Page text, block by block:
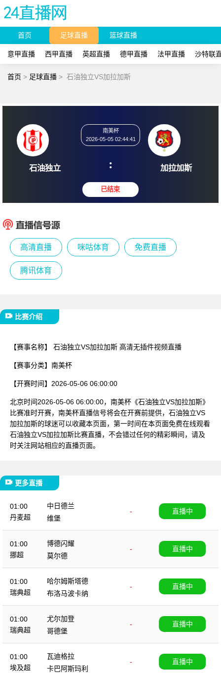
首页 足球直播 篮球直播
意甲直播 西甲直播 英超直播 德甲直播 法甲直播 沙特联
首页 > 足球直播 > 石油独立VS加拉加斯
石油独立
2026-05-05 02:44:41
: 加拉
高清直播 咪咕体育 免费直播
腾讯体育
比赛介绍
【赛事名称】 石油独立VS加拉加斯 高清无插件视频直播
【赛事分类】 南美杯
【开赛时间】 2026-05-06 06:00:00
北京时间2026-05-06 06:00:00，南美杯《石油独立VS加拉加斯》
比赛准时开赛，南美杯直播信号将会在开赛前提供，石油独立VS
加拉加斯的球迷可以收藏本页面，第一时间在本页面免费在线观看
石油独立VS加拉加斯比赛直播，不会错过任何的精彩瞬间，请及
时关注网站相应的直播页面。
更多直播
01:00
丹麦超
中日德兰
-
维堡
直播中
01:00
挪超
博德闪耀
-
莫尔德
直播中
01:00
瑞典超
哈尔姆斯塔德
-
布洛马波卡纳
直播中
01:00
瑞典超
尤尔加登
-
哥德堡
直播中
01:00
埃及超
瓦迪格拉
-
卡巴阿斯玛利
直播中